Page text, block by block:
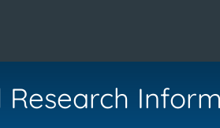
Research